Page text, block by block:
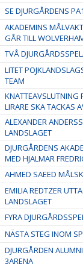
SE DJURGÅRDENS
AKADEMINS
GÅR TILL
TVÅ
LITET
TEAM
KNATTEAVSLUTNING
LIRARE SKA TACKAS
ALEXANDER
LANDSLAGET
DJURGÅRDENS
MED HJALMAR
AHMED SAEED
EMILIA REDTZER
LANDSLAGET
FYRA
NÄSTA STEG INOM
DJURGÅRDEN
3ARENA